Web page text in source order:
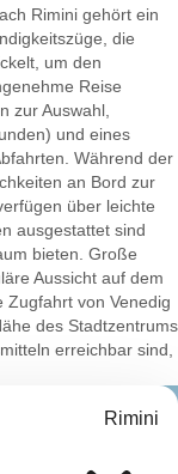
Rimini gehört ein
die
um den
Reise
zur Auswahl,
und eines
Während der
an Bord zur
über leichte
ausgestattet sind
bieten. Große
Aussicht auf dem
Zugfahrt von Venedig
des Stadtzentrums
erreichbar sind,
Rimini